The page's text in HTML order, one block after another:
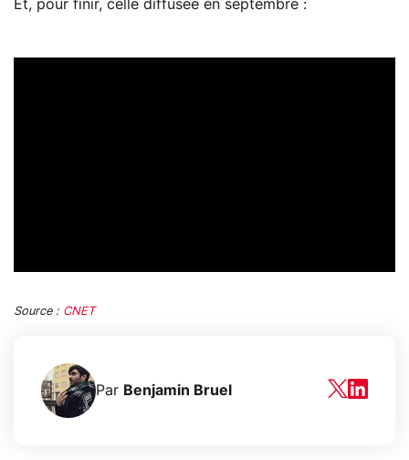
Et, pour finir, celle diffusée en septembre :
Source : CNET
Par Benjamin Bruel